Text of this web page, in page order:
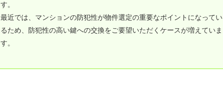
す。
最近では、マンションの防犯性が物件選定の重要なポイントになってい
るため、防犯性の高い鍵への交換をご要望いただくケースが増えていま
す。